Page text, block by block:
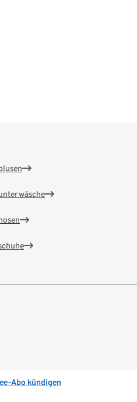
Abo kündigen